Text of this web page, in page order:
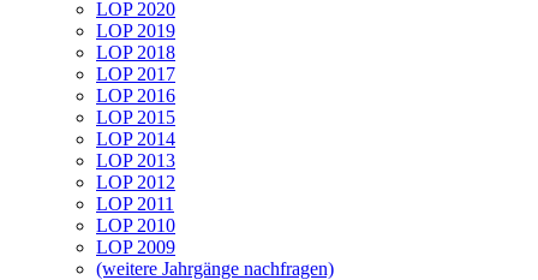
LOP 2020
LOP 2019
LOP 2018
LOP 2017
LOP 2016
LOP 2015
LOP 2014
LOP 2013
LOP 2012
LOP 2011
LOP 2010
LOP 2009
(weitere Jahrgänge nachfragen)